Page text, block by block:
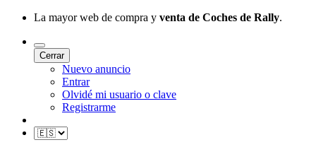
La mayor web de compra y venta de Coches de Rally.
Cerrar
Nuevo anuncio
Entrar
Olvidé mi usuario o clave
Registrarme